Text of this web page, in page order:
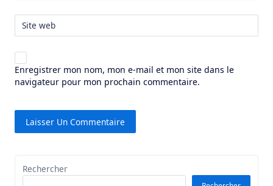
Site web
Enregistrer mon nom, mon e-mail et mon site dans le
navigateur pour mon prochain commentaire.
Rechercher